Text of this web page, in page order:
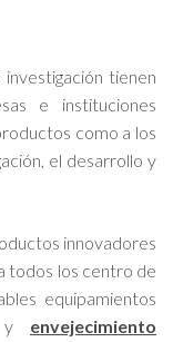
tienen
e instituciones
como a los
el desarrollo y
innovadores
todos los centro de
equipamientos
y envejecimiento